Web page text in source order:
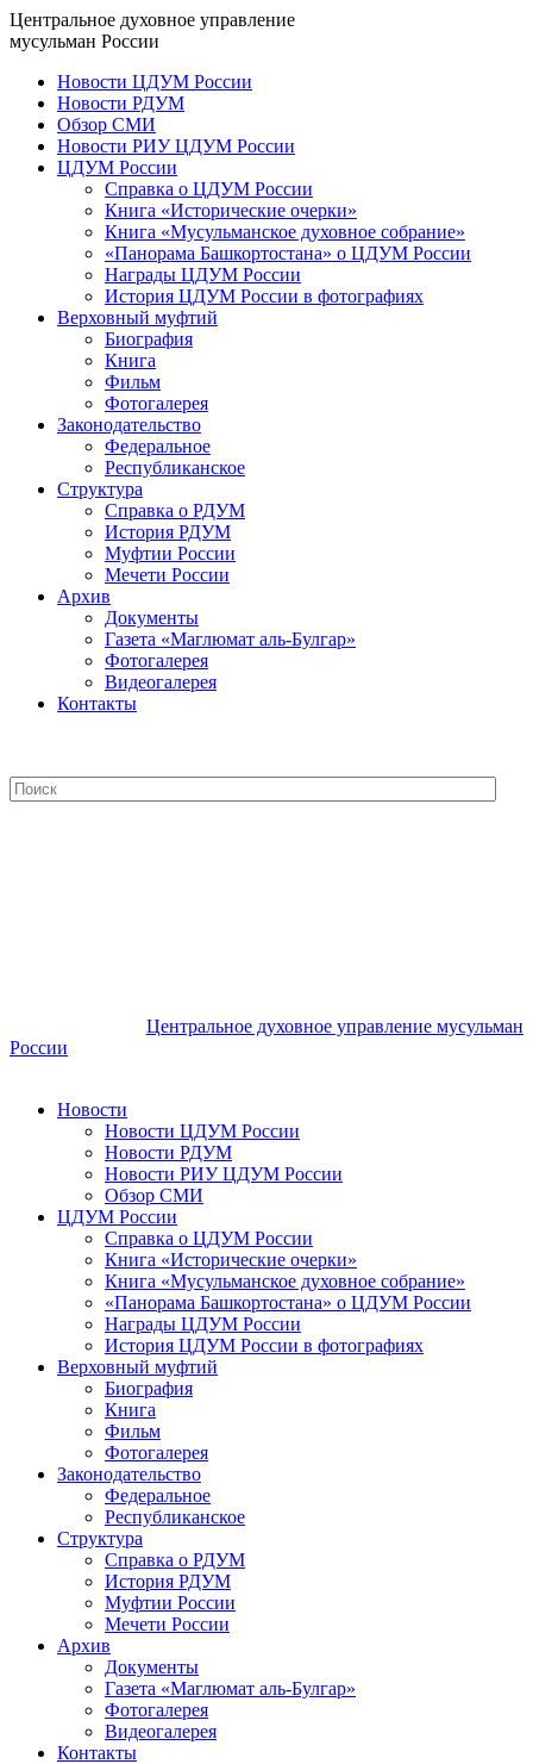
Центральное духовное управление
мусульман России
Новости ЦДУМ России
Новости РДУМ
Обзор СМИ
Новости РИУ ЦДУМ России
ЦДУМ России
Справка о ЦДУМ России
Книга «Исторические очерки»
Книга «Мусульманское духовное собрание»
«Панорама Башкортостана» о ЦДУМ России
Награды ЦДУМ России
История ЦДУМ России в фотографиях
Верховный муфтий
Биография
Книга
Фильм
Фотогалерея
Законодательство
Федеральное
Республиканское
Структура
Справка о РДУМ
История РДУМ
Муфтии России
Мечети России
Архив
Документы
Газета «Маглюмат аль-Булгар»
Фотогалерея
Видеогалерея
Контакты
Центральное духовное управление мусульман
России
Новости
Новости ЦДУМ России
Новости РДУМ
Новости РИУ ЦДУМ России
Обзор СМИ
ЦДУМ России
Справка о ЦДУМ России
Книга «Исторические очерки»
Книга «Мусульманское духовное собрание»
«Панорама Башкортостана» о ЦДУМ России
Награды ЦДУМ России
История ЦДУМ России в фотографиях
Верховный муфтий
Биография
Книга
Фильм
Фотогалерея
Законодательство
Федеральное
Республиканское
Структура
Справка о РДУМ
История РДУМ
Муфтии России
Мечети России
Архив
Документы
Газета «Маглюмат аль-Булгар»
Фотогалерея
Видеогалерея
Контакты